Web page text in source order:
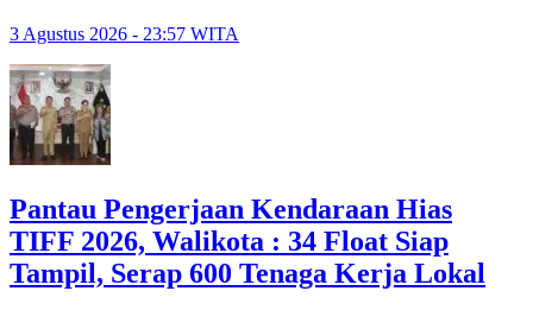
3 Agustus 2026 - 23:57 WITA
Pantau Pengerjaan Kendaraan Hias
TIFF 2026, Walikota : 34 Float Siap
Tampil, Serap 600 Tenaga Kerja Lokal